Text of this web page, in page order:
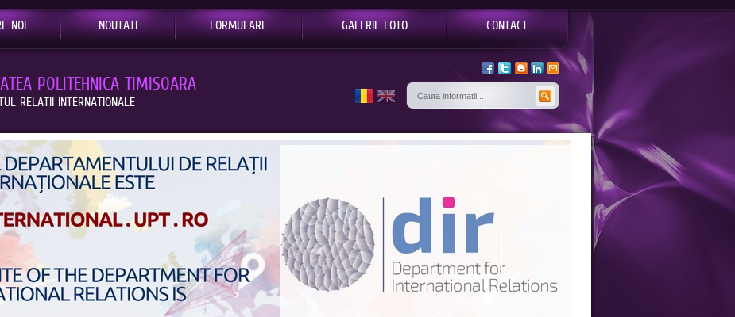
NOI NOUTATI FORMULARE GALERIE FOTO CONTACT
POLITEHNICA TIMISOARA
RELATII INTERNATIONALE